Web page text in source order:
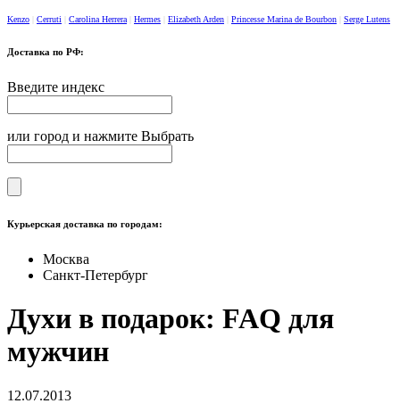
Kenzo Cerruti Carolina Herrera Hermes Elizabeth Arden Princesse Marina de Bourbon Serge Lutens
Доставка по РФ:
Введите индекс
или город и нажмите Выбрать
Курьерская доставка по городам:
Москва
Санкт-Петербург
Духи в подарок: FAQ для
мужчин
12.07.2013